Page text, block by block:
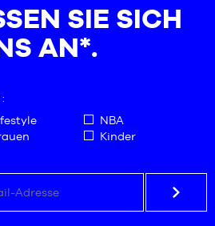
SIE SICH U
AN*.
NBA
Kinder